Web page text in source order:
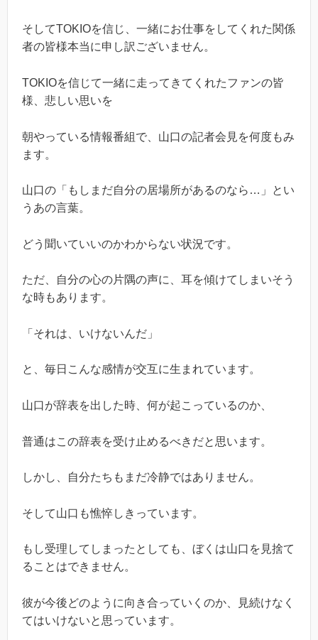
そしてTOKIOを信じ、一緒にお仕事をしてくれた関係
者の皆様本当に申し訳ございません。
TOKIOを信じて一緒に走ってきてくれたファンの皆
様、悲しい思いを
朝やっている情報番組で、山口の記者会見を何度もみ
ます。
山口の「もしまだ自分の居場所があるのなら…」とい
うあの言葉。
どう聞いていいのかわからない状況です。
ただ、自分の心の片隅の声に、耳を傾けてしまいそう
な時もあります。
「それは、いけないんだ」
と、毎日こんな感情が交互に生まれています。
山口が辞表を出した時、何が起こっているのか、
普通はこの辞表を受け止めるべきだと思います。
しかし、自分たちもまだ冷静ではありません。
そして山口も憔悴しきっています。
もし受理してしまったとしても、ぼくは山口を見捨て
ることはできません。
彼が今後どのように向き合っていくのか、見続けなく
てはいけないと思っています。